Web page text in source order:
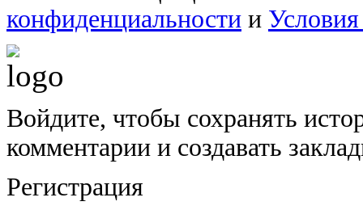
конфиденциальности и
Войдите, чтобы сохранять
комментарии и создавать
Регистрация